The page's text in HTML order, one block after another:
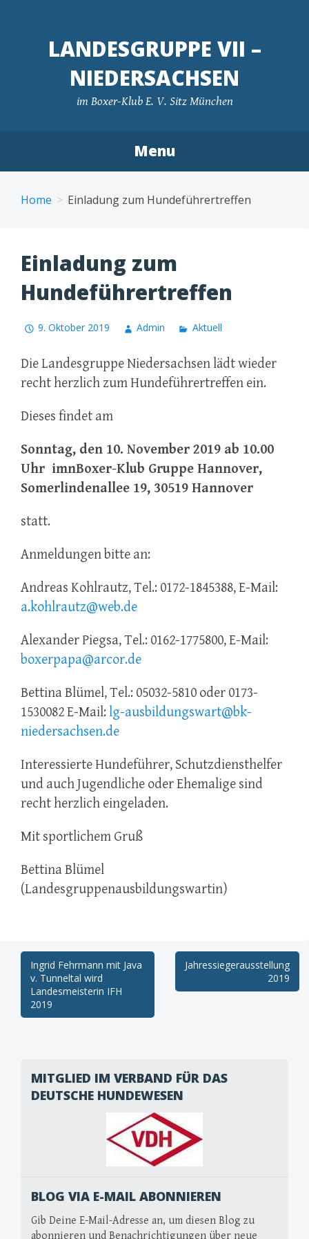
LANDESGRUPPE VII –
NIEDERSACHSEN
im Boxer-Klub E. V. Sitz München
Menu
content
Home Einladung zum Hundeführertreffen
Einladung zum
Hundeführertreffen
9. Oktober 2019 Admin Aktuell
Die Landesgruppe Niedersachsen lädt wieder
recht herzlich zum Hundeführertreffen ein.
Dieses findet am
Sonntag, den 10. November 2019 ab 10.00
Uhr imnBoxer-Klub Gruppe Hannover,
Somerlindenallee 19, 30519 Hannover
statt.
Anmeldungen bitte an:
Andreas Kohlrautz, Tel.: 0172-1845388, E-Mail:
a.kohlrautz@web.de
Alexander Piegsa, Tel.: 0162-1775800, E-Mail:
boxerpapa@arcor.de
Bettina Blümel, Tel.: 05032-5810 oder 0173-
1530082 E-Mail: lg-ausbildungswart@bk-
niedersachsen.de
Interessierte Hundeführer, Schutzdiensthelfer
und auch Jugendliche oder Ehemalige sind
recht herzlich eingeladen.
Mit sportlichem Gruß
Bettina Blümel
(Landesgruppenausbildungswartin)
Post
navigation
Ingrid Fehrmann mit Java
v. Tunneltal wird
Landesmeisterin IFH
2019
Jahressiegerausstellung
2019
MITGLIED IM VERBAND FÜR DAS
DEUTSCHE HUNDEWESEN
BLOG VIA E-MAIL ABONNIEREN
Gib Deine E-Mail-Adresse an, um diesen Blog zu
abonnieren und Benachrichtigungen über neue